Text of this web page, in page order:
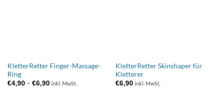
gewählt
werden
KletterRetter Finger-Massage-
Ring
€4,90 – €6,90Preisspanne:
inkl. MwSt.
KletterRetter Skinshaper für
Kletterer
€6,90 inkl. MwSt.